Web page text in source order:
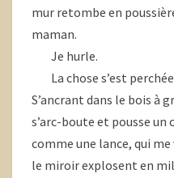
mur retombe en
maman.
Je hurle.
La chose s’est
S’ancrant dans le bois à
s’arc-boute et pousse
comme une lance, qui me
le miroir explosent en